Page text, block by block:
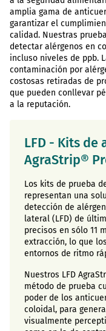
amplia gama de
garantizar el
calidad. Nuestras
detectar alérgenos en
incluso niveles de ppb.
contaminación por
costosas retiradas de
que pueden conllevar
a la reputación.
LFD - Kits de
AgraStrip®
Los kits de prueba
representan una
detección de
lateral (LFD) de
precisos en sólo 11
extracción, lo que
entornos de ritmo
Nuestros LFD
método de prueba
poder de los
coloidal, para
visualmente